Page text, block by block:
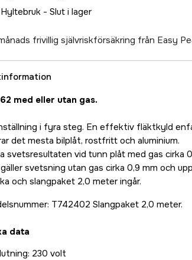
- Slut i lager
frivillig självriskförsäkring från Easy
med eller utan gas.
i fyra steg. En effektiv fläktkyld
det mesta bilplåt, rostfritt och aluminium.
svetsresultaten vid tunn plåt med gas cirka
svetsning utan gas cirka 0,9 mm och
och slangpaket 2,0 meter ingår.
T742402 Slangpaket 2,0 meter.
data
230 volt